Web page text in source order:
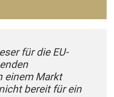
für die EU-
einem Markt
bereit für ein